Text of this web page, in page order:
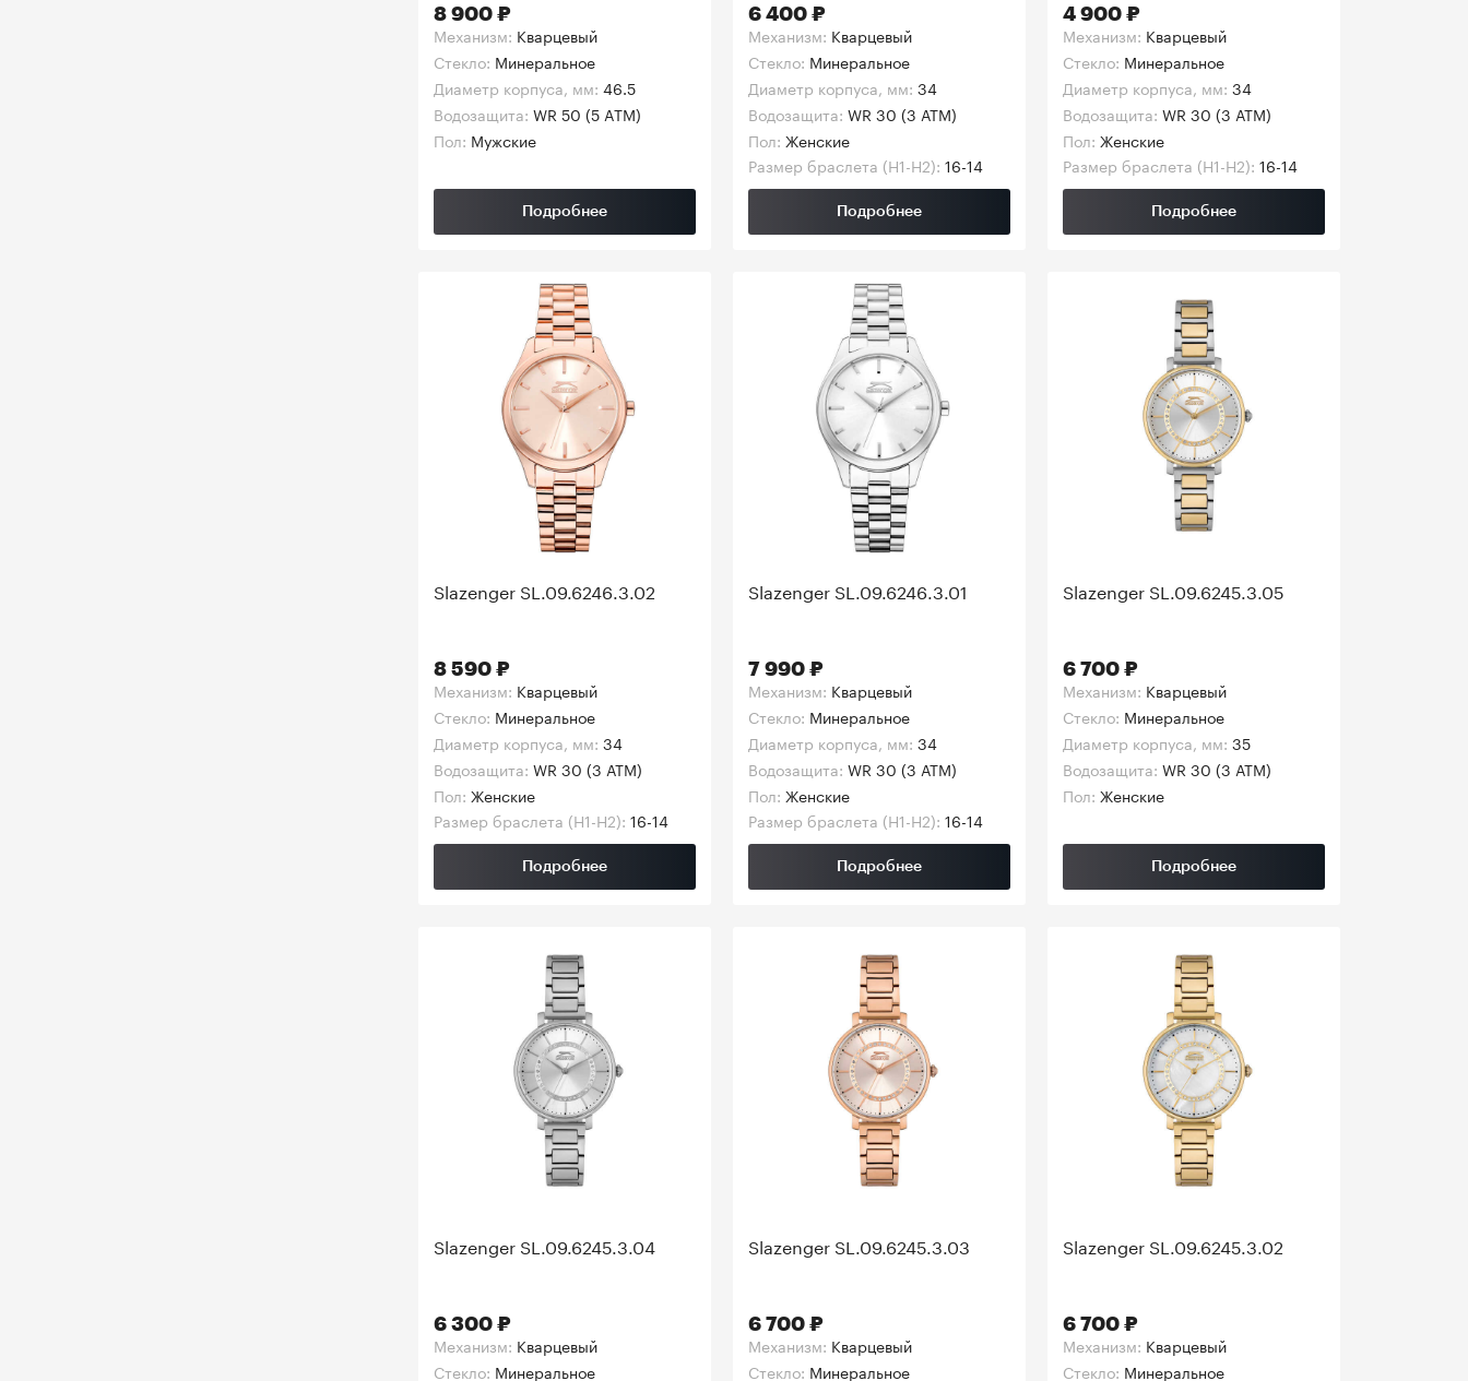
8 900 ₽
Механизм: Кварцевый
Стекло: Минеральное
Диаметр корпуса, мм: 46.5
Водозащита: WR 50 (5 ATM)
Пол: Мужские
Подробнее
6 400 ₽
Механизм: Кварцевый
Стекло: Минеральное
Диаметр корпуса, мм: 34
Водозащита: WR 30 (3 АТМ)
Пол: Женские
Размер браслета (H1-H2): 16-14
Подробнее
4 900 ₽
Механизм: Кварцевый
Стекло: Минеральное
Диаметр корпуса, мм: 34
Водозащита: WR 30 (3 АТМ)
Пол: Женские
Размер браслета (H1-H2): 16-14
Подробнее
Slazenger SL.09.6246.3.02
8 590 ₽
Механизм: Кварцевый
Стекло: Минеральное
Диаметр корпуса, мм: 34
Водозащита: WR 30 (3 АТМ)
Пол: Женские
Размер браслета (H1-H2): 16-14
Подробнее
Slazenger SL.09.6246.3.01
7 990 ₽
Механизм: Кварцевый
Стекло: Минеральное
Диаметр корпуса, мм: 34
Водозащита: WR 30 (3 АТМ)
Пол: Женские
Размер браслета (H1-H2): 16-14
Подробнее
Slazenger SL.09.6245.3.05
6 700 ₽
Механизм: Кварцевый
Стекло: Минеральное
Диаметр корпуса, мм: 35
Водозащита: WR 30 (3 АТМ)
Пол: Женские
Подробнее
Slazenger SL.09.6245.3.04
6 300 ₽
Механизм: Кварцевый
Стекло: Минеральное
Slazenger SL.09.6245.3.03
6 700 ₽
Механизм: Кварцевый
Стекло: Минеральное
Slazenger SL.09.6245.3.02
6 700 ₽
Механизм: Кварцевый
Стекло: Минеральное